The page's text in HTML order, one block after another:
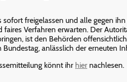
sofort freigelassen und alle gegen
faires Verfahren erwarten. Der
ist den Behörden
Bundestag, anlässlich der erneuten
könnt ihr hier nachlesen.